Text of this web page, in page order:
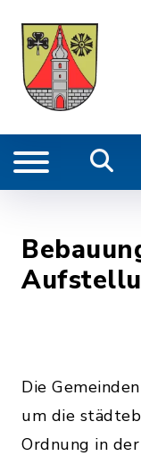
Die
um die
Ordnung in